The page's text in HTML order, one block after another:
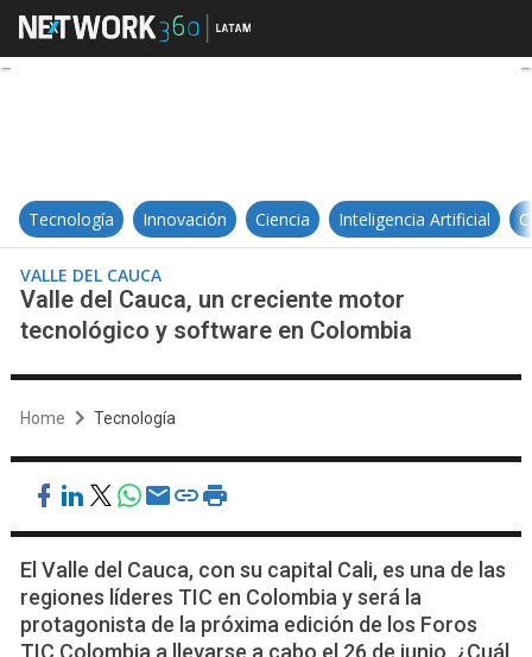
Valle del Cauca, un creciente
Tecnología Innovación Ciencia Inteligencia Artificial
VALLE DEL CAUCA
Valle del Cauca, un creciente motor
tecnológico y software en Colombia
Home Tecnología
El Valle del Cauca, con su capital Cali, es una de las
regiones líderes TIC en Colombia y será la
protagonista de la próxima edición de los Foros
TIC Colombia a llevarse a cabo el 26 de junio. ¿Cuál